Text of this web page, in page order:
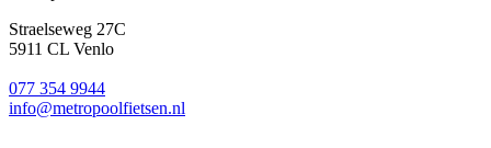
Straelseweg 27C
5911 CL Venlo
077 354 9944
info@metropoolfietsen.nl